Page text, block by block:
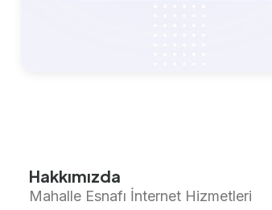
Hakkımızda
Mahalle Esnafı İnternet Hizmetleri